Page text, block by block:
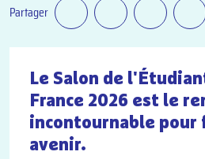
Partager
Le Salon de
France 2026 est le
incontournable pour
avenir.